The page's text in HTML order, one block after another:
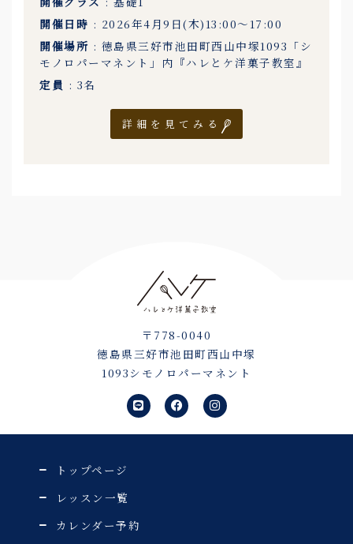
開催日時 : 2026年4月9日(木)13:00〜17:00
開催場所 : 徳島県三好市池田町西山中塚1093「シ
モノロパーマネント」内『ハレとケ洋菓子教室』
定員 : 3名
詳細を見てみる
〒778-0040
徳島県三好市池田町西山中塚
1093シモノロパーマネント
L
i
n
e
F
a
c
e
I
n
s
t
トップページ
レッスン一覧
カレンダー予約